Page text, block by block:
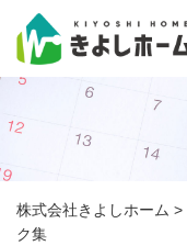
株式会社きよしホーム >
ク集